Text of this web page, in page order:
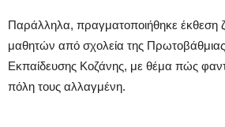
Παράλληλα, πραγματοποιήθηκε έκθεση
μαθητών από σχολεία της
Εκπαίδευσης Κοζάνης, με θέμα πώς
πόλη τους αλλαγμένη.